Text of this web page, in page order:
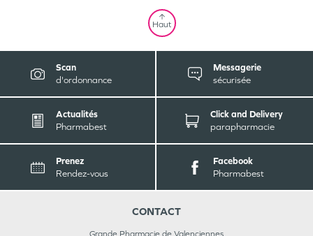
Haut
Scan
d'ordonnance
Messagerie
sécurisée
Actualités
Pharmabest
Click and Delivery
parapharmacie
Prenez
Rendez-vous
Facebook
Pharmabest
CONTACT
Grande Pharmacie de Valenciennes